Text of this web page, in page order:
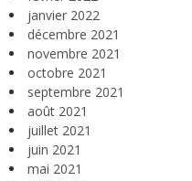
janvier 2022
décembre 2021
novembre 2021
octobre 2021
septembre 2021
août 2021
juillet 2021
juin 2021
mai 2021